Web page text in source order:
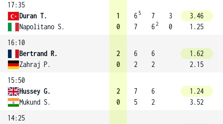
17:35
Duran T.
Napolitano S.
1
0
6 5
7
7
62
3
0
3.46
1.25
16:10
Bertrand R.
Zahraj P.
2
0
6
2
6
2
1.62
2.15
15:50
Hussey G.
Mukund S.
2
0
7
5
6
2
1.24
3.52
14:25